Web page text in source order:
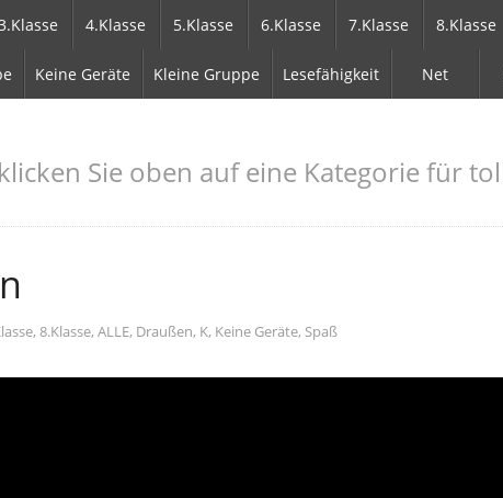
4.Klasse 5.Klasse 6.Klasse 7.Klasse 8.Klasse
Keine Geräte Kleine Gruppe Lesefähigkeit Net
Sie oben auf eine Kategorie für
, 8.Klasse, ALLE, Draußen, K, Keine Geräte, Spaß